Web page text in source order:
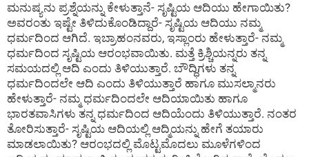
ಮನುಷ್ಯನು ಪ್ರಶ್ನೆಯನ್ನು ಕೇಳುತ್ತಾನೆ- ಸೃಷ್ಟಿಯ ಆದಿಯು ಹೇಗಾಯಿತು?
ಅವರಂತು ಇಷ್ಟೇ ತಿಳಿದುಕೊಂಡಿದ್ದಾರೆ- ಸೃಷ್ಟಿಯ ಆದಿಯು ನಮ್ಮ
ಧರ್ಮದಿಂದ ಆಗಿದೆ. ಇಬ್ರಾಹಂನವರು, ಇಸ್ಲಾಂರು ಹೇಳುತ್ತಾರೆ- ನಮ್ಮ
ಧರ್ಮದಿಂದ ಸೃಷ್ಟಿಯ ಆರಂಭವಾಯಿತು. ಮತ್ತೆ ಕ್ರಿಶ್ಚಿಯನ್ನರು ತನ್ನ
ಸಮಯದಲ್ಲಿ ಆದಿ ಎಂದು ತಿಳಿಯುತ್ತಾರೆ. ಬೌದ್ಧಿಗಳು ತನ್ನ
ಧರ್ಮದಿಂದಲೇ ಆದಿ ಎಂದು ತಿಳಿಯುತ್ತಾರೆ ಹಾಗೂ ಮುಸಲ್ಮಾನರು
ಹೇಳುತ್ತಾರೆ- ನಮ್ಮ ಧರ್ಮದಿಂದಲೇ ಆದಿಯಾಯಿತು ಹಾಗೂ
ಭಾರತವಾಸಿಗಳು ತನ್ನ ಧರ್ಮದಿಂದ ಆದಿಯೆಂದು ತಿಳಿಯುತ್ತಾರೆ. ನಂತರ
ತೋರಿಸುತ್ತಾರೆ- ಸೃಷ್ಟಿಯ ಆದಿಯಲ್ಲಿ ಆದ್ಮಿಯನ್ನು ಹೇಗೆ ತಯಾರು
ಮಾಡಲಾಯಿತು? ಆರಂಭದಲ್ಲಿ ಮೊಟ್ಟಮೊದಲು ಮೂಳೆಗಳಿಂದ